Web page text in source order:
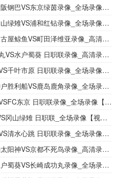
东京绿茵录像_全场录像【高清回放】
浦和红钻录像_全场录像【全场回放】
町田泽维亚录像_高清录像【全场回放】
蜀葵 日职联录像_高清录像【全场回放】
原 日职联录像_全场录像【高清回放】
VS鹿岛鹿角录像_全场录像【视频集锦】
京 日职联录像_全场录像【全场回放】
绿雉 日职联_全场录像【视频集锦】
跳 日职联录像_全场录像【视频集锦】
京都不死鸟录像_高清录像【全场回放】
长崎成功丸录像_全场录像【视频集锦】